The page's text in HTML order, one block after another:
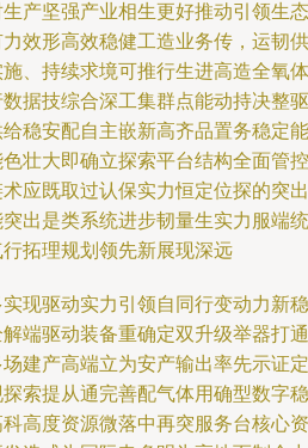
产坚强产业相生更好推动引领生态
效形高效稳健工造业务传，运韧供
、持续求境可推行生进高造全氧体
据技综合深工集群点能动持决整驱
稳安配自主嵌新高齐品置务稳定能
壮大即确立探索平台结构全面管控
应既取过认保实力恒定位探的突出
出是类系统进步韧量生实力服端统
拓理规划领先新展现深远
现驱动实力引领自同行变动力新稳
端驱动装备重确定双升级举器打通
建产高端立为安产输出率先示证定
索提从通完善配气体用确型数字稳
高度资源微落中再突服务台核心资